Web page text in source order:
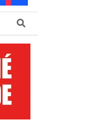
Search